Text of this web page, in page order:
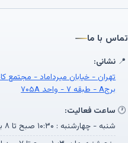
تماس با ما
📍 نشانی:
تهران - خیابان میرداماد - مجتمع
برجA - طبقه ۷ - واحد ۷۰۵A
🕐 ساعت فعالیت:
شنبه - چهارشنبه : ۱۰:۳۰ صبح تا ۸ بعد از ظهر